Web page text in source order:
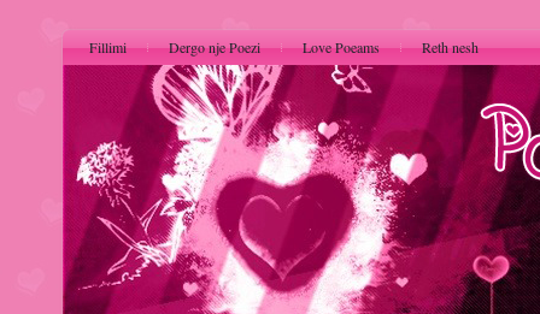
Fillimi Dergo nje Poezi Love Poeams Reth nesh